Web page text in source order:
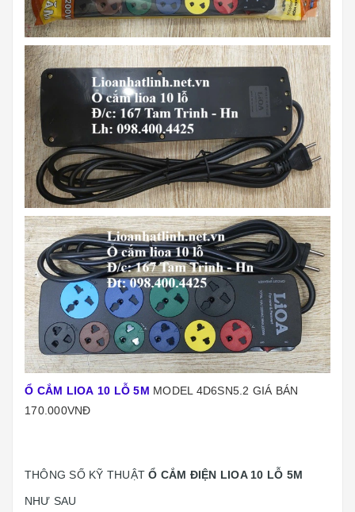
Ổ CẮM LIOA 10 LỖ 5M MODEL 4D6SN5.2 GIÁ BÁN
170.000VNĐ
THÔNG SỐ KỸ THUẬTỔ CẮM ĐIỆN LIOA 10 LỖ 5M
NHƯ SAU